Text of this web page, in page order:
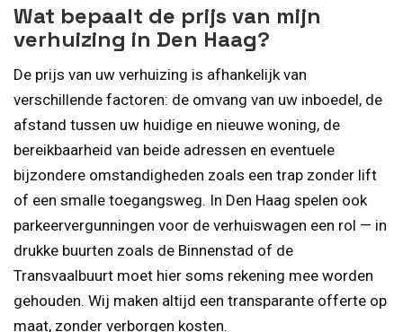
Wat bepaalt de prijs van mijn
verhuizing in Den Haag?
De prijs van uw verhuizing is afhankelijk van
verschillende factoren: de omvang van uw inboedel, de
afstand tussen uw huidige en nieuwe woning, de
bereikbaarheid van beide adressen en eventuele
bijzondere omstandigheden zoals een trap zonder lift
of een smalle toegangsweg. In Den Haag spelen ook
parkeervergunningen voor de verhuiswagen een rol — in
drukke buurten zoals de Binnenstad of de
Transvaalbuurt moet hier soms rekening mee worden
gehouden. Wij maken altijd een transparante offerte op
maat, zonder verborgen kosten.